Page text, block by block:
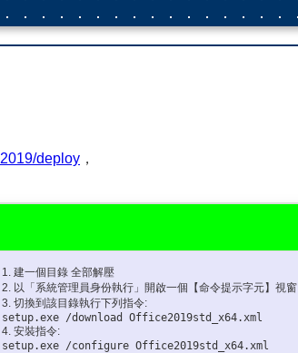
deploy ，
1. 建一個目錄 全部解壓
2. 以「系統管理員身份執行」開啟一個【命令提示字元】視窗
3. 切換到該目錄執行下列指令:
setup.exe /download Office2019std_x64.xml
4. 安裝指令:
setup.exe /configure Office2019std_x64.xml